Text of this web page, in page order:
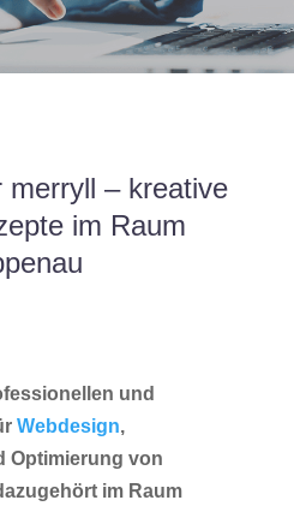
merryll – kreative
im Raum
und
Webdesign,
Optimierung von
im Raum